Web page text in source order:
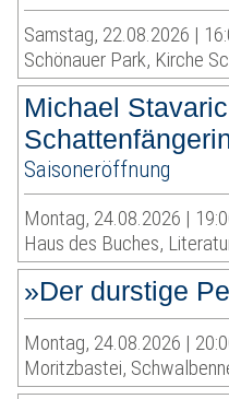
Samstag, 22.08.2026 |
Schönauer Park, Kirche
Michael
Saisoneröffnung
Montag, 24.08.2026 |
Haus des Buches,
»Der durstige
Montag, 24.08.2026 |
Moritzbastei,